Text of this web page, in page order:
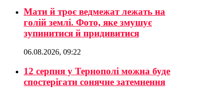
Мати й троє ведмежат лежать на
голій землі. Фото, яке змушує
зупинитися й придивитися
06.08.2026, 09:22
12 серпня у Тернополі можна буде
спостерігати сонячне затемнення